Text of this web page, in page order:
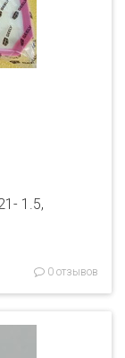
1.5,
0 отзывов